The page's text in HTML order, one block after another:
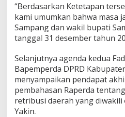
“Berdasarkan Ketetapan
kami umumkan bahwa masa
Sampang dan wakil bupati
tanggal 31 desember tahun
Selanjutnya agenda kedua
Bapemperda DPRD
menyampaikan pendapat
pembahasan Raperda
retribusi daerah yang diwakili
Yakin.